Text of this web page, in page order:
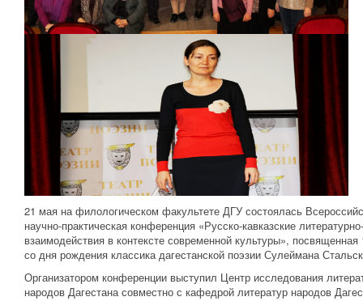
21 мая на филологическом факультете ДГУ состоялась
научно-практическая конференция «Русско-кавказские
взаимодействия в контексте современной культуры»,
со дня рождения классика дагестанской поэзии Сулеймана
Организатором конференции выступил Центр исследования
народов Дагестана совместно с кафедрой литератур народов